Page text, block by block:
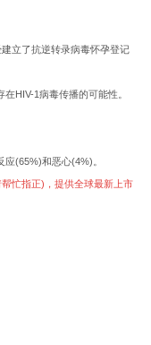
立了抗逆转录病毒怀孕登记
HIV-1病毒传播的可能性。
(65%)和恶心(4%)。
忙指正)，提供全球最新上市